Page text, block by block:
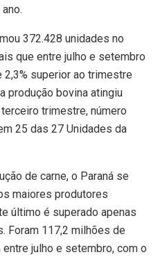
372.428 unidades no
que entre julho e setembro
superior ao trimestre
produção bovina atingiu
trimestre, número
25 das 27 Unidades da
de carne, o Paraná se
maiores produtores
último é superado apenas
Foram 117,2 milhões de
julho e setembro, com o